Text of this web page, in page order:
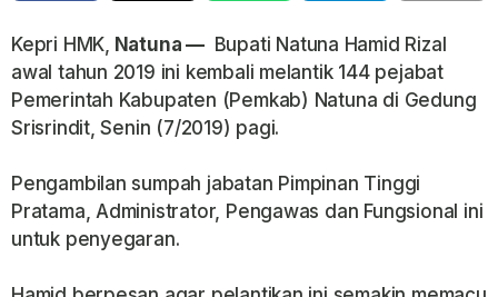
Kepri HMK, Natuna — Bupati Natuna Hamid Rizal
awal tahun 2019 ini kembali melantik 144 pejabat
Pemerintah Kabupaten (Pemkab) Natuna di Gedung
Srisrindit, Senin (7/2019) pagi.
Pengambilan sumpah jabatan Pimpinan Tinggi
Pratama, Administrator, Pengawas dan Fungsional ini
untuk penyegaran.